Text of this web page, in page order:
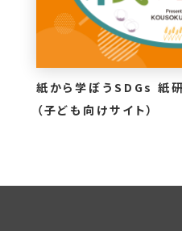
紙から学ぼうSDGs 紙
（子ども向けサイト）